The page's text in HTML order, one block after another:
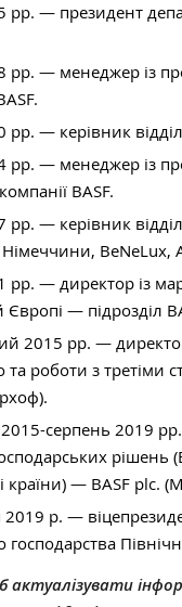
рр. — президент
рр. — менеджер із
рр. — керівник
рр. — менеджер із
BASF.
— керівник
Німеччини, BeNeLux,
— директор із
Європі — підрозділ
2015 рр. — директор
та роботи з третіми
серпень 2019
рішень
країни) — BASF plc.
р. —
господарства